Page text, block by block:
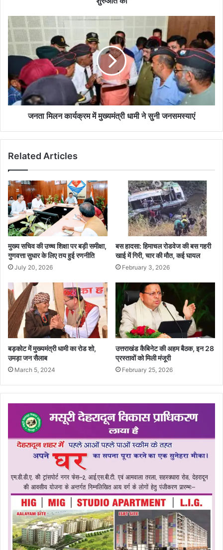
जनता मिलन कार्यक्रम में मुख्यमंत्री धामी ने सुनी जनसमस्याएं
Related Articles
मुख्य सचिव की उच्च शिक्षा पर बड़ी समीक्षा,
गुणवत्ता सुधार के लिए तय हुई रणनीति
July 20, 2026
बस हादसा: हिमाचल रोडवेज की बस गहरी
खाई में गिरी, चार की मौत, कई घायल
February 3, 2026
बड़कोट में मुख्यमंत्री धामी का रोड शो,
उमड़ा जन सैलाब
March 5, 2024
उत्तराखंड कैबिनेट की अहम बैठक, इन 28
प्रस्तावों को मिली मंजूरी
February 25, 2026